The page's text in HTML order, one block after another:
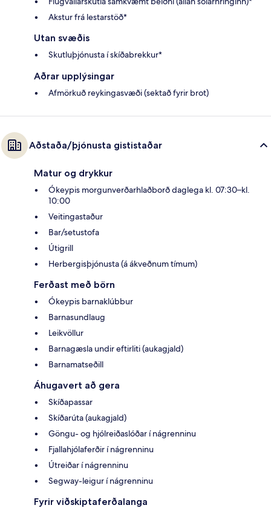
Akstur frá lestarstöð*
Utan svæðis
Skutluþjónusta í skíðabrekkur*
Aðrar upplýsingar
Afmörkuð reykingasvæði (sektað fyrir brot)
Aðstaða/þjónusta gististaðar
Matur og drykkur
Ókeypis morgunverðarhlaðborð daglega kl. 07:30–kl.
10:00
Veitingastaður
Bar/setustofa
Útigrill
Herbergisþjónusta (á ákveðnum tímum)
Ferðast með börn
Ókeypis barnaklúbbur
Barnasundlaug
Leikvöllur
Barnagæsla undir eftirliti (aukagjald)
Barnamatseðill
Áhugavert að gera
Skíðapassar
Skíðarúta (aukagjald)
Göngu- og hjólreiðaslóðar í nágrenninu
Fjallahjólaferðir í nágrenninu
Útreiðar í nágrenninu
Segway-leigur í nágrenninu
Fyrir viðskiptaferðalanga